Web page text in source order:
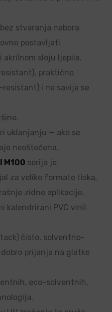
stvaranja nabora
postavljati
sloju ljepila.
praktično
i ne savija se
uklanjanju — ako se
neoštećena.
M100 serija je
za velike formate tiska,
zidne aplikacije.
kalendrirani PVC vinil
čisto, solventno-
prijanja na glatke
eco-solventnih,